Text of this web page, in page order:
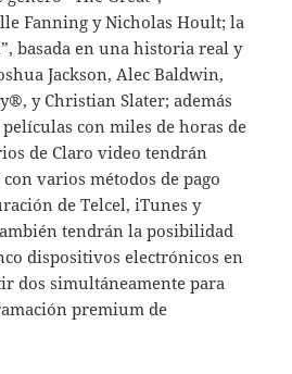
Fanning y Nicholas Hoult; la
basada en una historia real y
Jackson, Alec Baldwin,
y Christian Slater; además
con miles de horas de
de Claro video tendrán
con varios métodos de pago
de Telcel, iTunes y
tendrán la posibilidad
dispositivos electrónicos en
dos simultáneamente para
premium de